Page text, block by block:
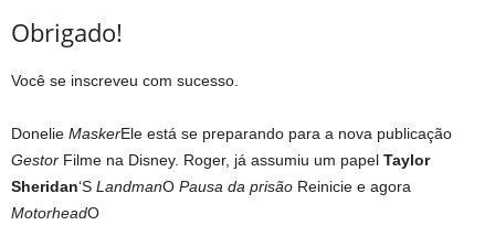
Obrigado!
Você se inscreveu com sucesso.
Donelie MaskerEle está se preparando para a nova publicação
Gestor Filme na Disney. Roger, já assumiu um papel Taylor
Sheridan‘S LandmanO Pausa da prisão Reinicie e agora
MotorheadO